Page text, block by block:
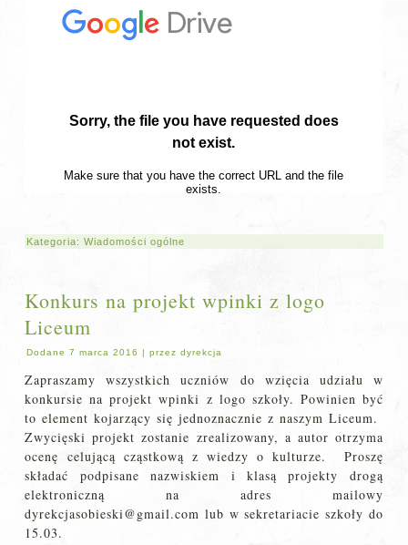
Kategoria:Wiadomości ogólne
Konkurs na projekt wpinki z logo
Liceum
Dodane 7 marca 2016 |przez dyrekcja
Zapraszamy wszystkich uczniów do wzięcia udziału w
konkursie na projekt wpinki z logo szkoły. Powinien być
to element kojarzący się jednoznacznie z naszym Liceum.
Zwycięski projekt zostanie zrealizowany, a autor otrzyma
ocenę celującą cząstkową z wiedzy o kulturze. Proszę
składać podpisane nazwiskiem i klasą projekty drogą
elektroniczną na adres mailowy
dyrekcjasobieski@gmail.com lub w sekretariacie szkoły do
15.03.